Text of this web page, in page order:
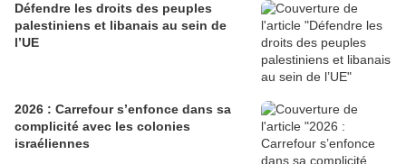
Défendre les droits des peuples
palestiniens et libanais au sein de
l’UE
2026 : Carrefour s’enfonce dans sa
complicité avec les colonies
israéliennes